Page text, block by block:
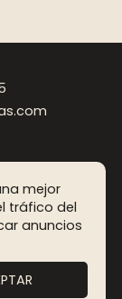
mejor
tráfico del
anuncios
FAQ Blog
Todos los